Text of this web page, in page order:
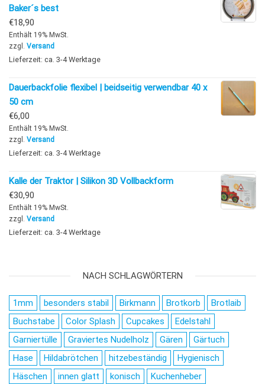
Baker´s best
€18,90
Enthält 19% MwSt.
zzgl. Versand
Lieferzeit: ca. 3-4 Werktage
Dauerbackfolie flexibel | beidseitig verwendbar 40 x
50 cm
€6,00
Enthält 19% MwSt.
zzgl. Versand
Lieferzeit: ca. 3-4 Werktage
Kalle der Traktor | Silikon 3D Vollbackform
€30,90
Enthält 19% MwSt.
zzgl. Versand
Lieferzeit: ca. 3-4 Werktage
NACH SCHLAGWÖRTERN
1mm besonders stabil Birkmann Brotkorb
Brotlaib
Buchstabe
Color Splash Cupcakes
Edelstahl
Garniertülle
Graviertes Nudelholz Gären
Gärtuch
Hase
Hildabrötchen hitzebeständig
Hygienisch
Häschen
innen glatt konisch
Kuchenheber